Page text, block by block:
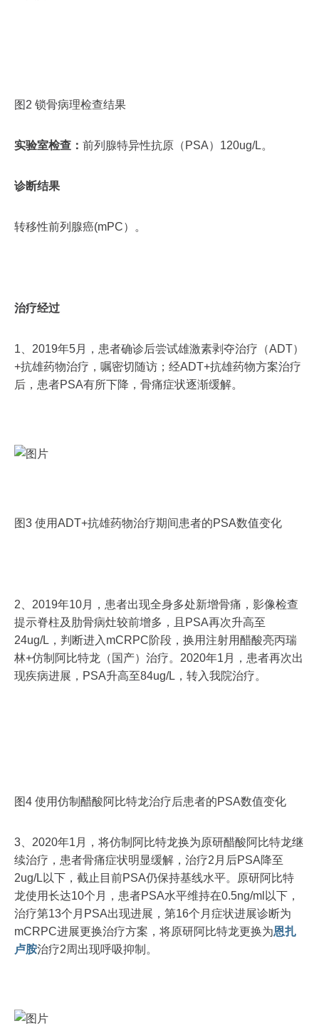
图2 锁骨病理检查结果
实验室检查： 前列腺特异性抗原（PSA）120ug/L。
诊断结果
转移性前列腺癌(mPC）。
治疗经过
1、2019年5月，患者确诊后尝试雄激素剥夺治疗（ADT）
+抗雄药物治疗，嘱密切随访；经ADT+抗雄药物方案治疗
后，患者PSA有所下降，骨痛症状逐渐缓解。
图3 使用ADT+抗雄药物治疗期间患者的PSA数值变化
2、2019年10月，患者出现全身多处新增骨痛，影像检查
提示脊柱及肋骨病灶较前增多，且PSA再次升高至
24ug/L，判断进入mCRPC阶段，换用注射用醋酸亮丙瑞
林+仿制阿比特龙（国产）治疗。2020年1月，患者再次出
现疾病进展，PSA升高至84ug/L，转入我院治疗。
图4 使用仿制醋酸阿比特龙治疗后患者的PSA数值变化
3、2020年1月，将仿制阿比特龙换为原研醋酸阿比特龙继
续治疗，患者骨痛症状明显缓解，治疗2月后PSA降至
2ug/L以下，截止目前PSA仍保持基线水平。原研阿比特
龙使用长达10个月，患者PSA水平维持在0.5ng/ml以下，
治疗第13个月PSA出现进展，第16个月症状进展诊断为
mCRPC进展更换治疗方案，将原研阿比特龙更换为恩扎
卢胺治疗2周出现呼吸抑制。